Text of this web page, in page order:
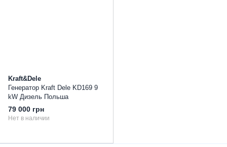
Kraft&Dele
Генератор Kraft Dele KD169 9
kW Дизель Польша
79 000 грн
Нет в наличии